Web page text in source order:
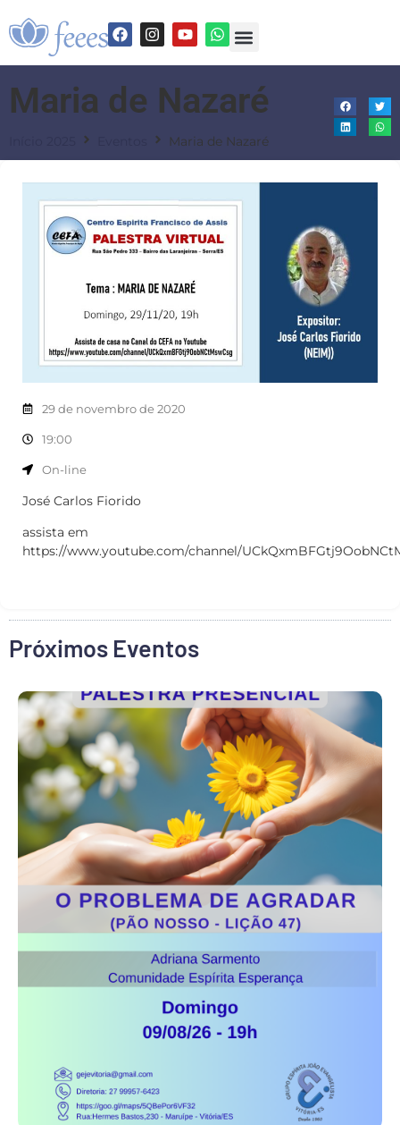
Maria de Nazaré
Maria de Nazaré
29 de novembro de 2020
19:00
On-line
José Carlos Fiorido
assista em
https://www.youtube.com/channel/
Próximos Eventos